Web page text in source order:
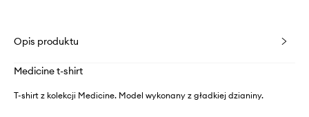
Opis produktu
Medicine t-shirt
T-shirt z kolekcji Medicine. Model wykonany z gładkiej dzianiny.